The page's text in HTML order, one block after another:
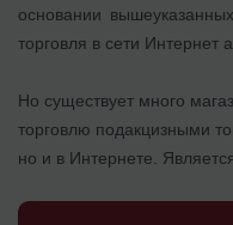
основании
торговля в сети Интернет
Но существует много
торговлю подакцизными
но и в Интернете.